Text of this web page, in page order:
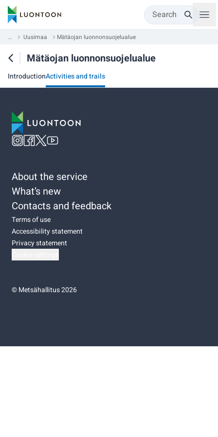
Search
... Uusimaa Mätäojan luonnonsuojelualue
Mätäojan luonnonsuojelualue
IntroductionActivities and trails
About the service
What’s new
Contacts and feedback
Terms of use
Accessibility statement
Privacy statement
©Metsähallitus 2026